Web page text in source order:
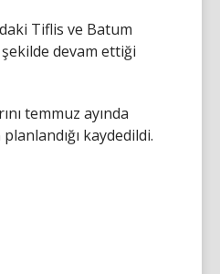
Tiflis ve Batum
devam ettiği
temmuz ayında
kaydedildi.